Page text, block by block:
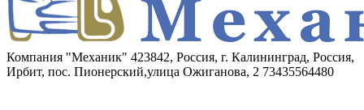
Компания "Механик" 423842, Россия, г. Калининград, Россия,
Ирбит, пос. Пионерский,улица Ожиганова, 2 73435564480